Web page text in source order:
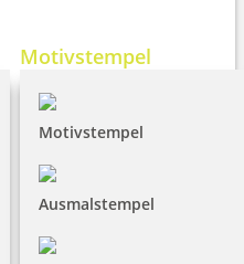
Motivstempel
Motivstempel
Ausmalstempel